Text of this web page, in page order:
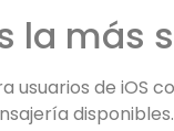
la más
usuarios de iOS
disponibles.